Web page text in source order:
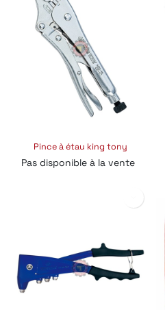
Pince à étau king tony
Pas disponible à la vente